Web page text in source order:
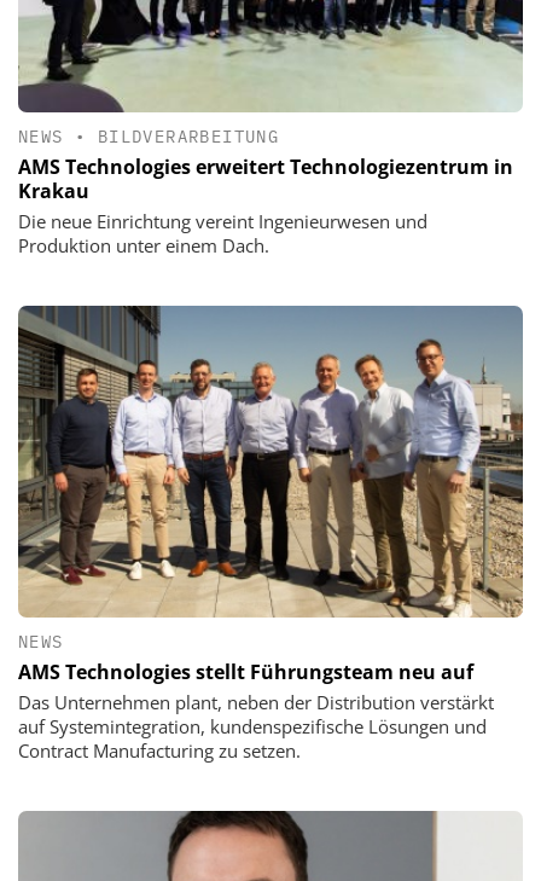
NEWS • BILDVERARBEITUNG
AMS Technologies erweitert Technologiezentrum in
Krakau
Die neue Einrichtung vereint Ingenieurwesen und
Produktion unter einem Dach.
NEWS
AMS Technologies stellt Führungsteam neu auf
Das Unternehmen plant, neben der Distribution verstärkt
auf Systemintegration, kundenspezifische Lösungen und
Contract Manufacturing zu setzen.